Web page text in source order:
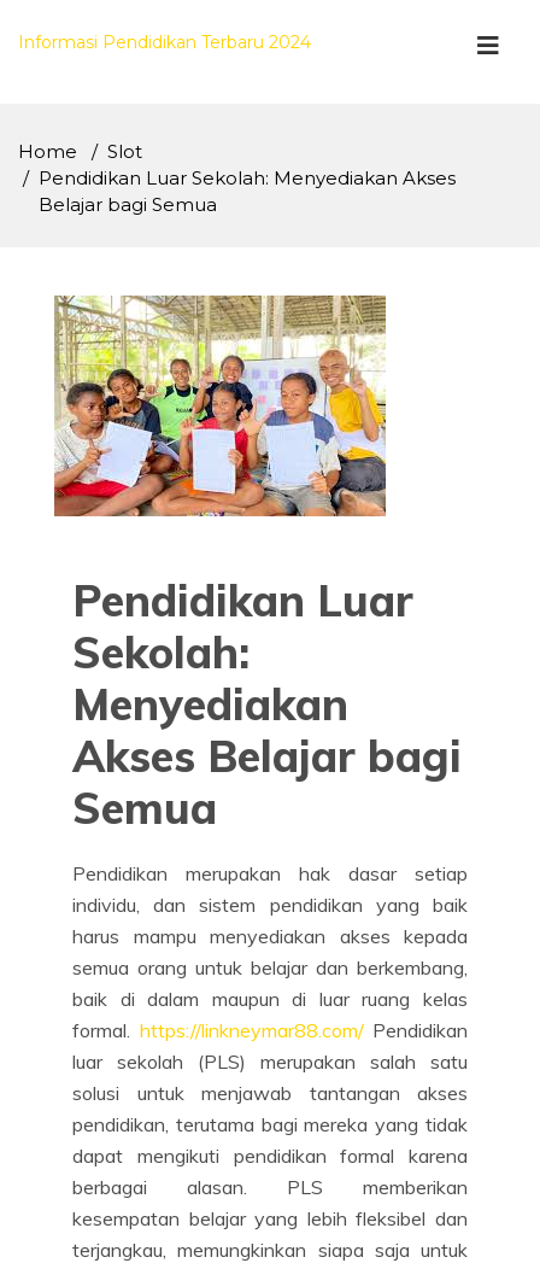
Informasi Pendidikan Terbaru 2024
Home
Slot
Pendidikan Luar Sekolah: Menyediakan Akses
Belajar bagi Semua
Pendidikan Luar
Sekolah:
Menyediakan
Akses Belajar bagi
Semua
Pendidikan merupakan hak dasar setiap
individu, dan sistem pendidikan yang baik
harus mampu menyediakan akses kepada
semua orang untuk belajar dan berkembang,
baik di dalam maupun di luar ruang kelas
formal. https://linkneymar88.com/Pendidikan
luar sekolah (PLS) merupakan salah satu
solusi untuk menjawab tantangan akses
pendidikan, terutama bagi mereka yang tidak
dapat mengikuti pendidikan formal karena
berbagai alasan. PLS memberikan
kesempatan belajar yang lebih fleksibel dan
terjangkau, memungkinkan siapa saja untuk